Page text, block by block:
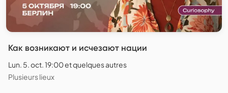
Как возникают и исчезают нации
Lun. 5. oct. 19:00 et quelques autres
Plusieurs lieux